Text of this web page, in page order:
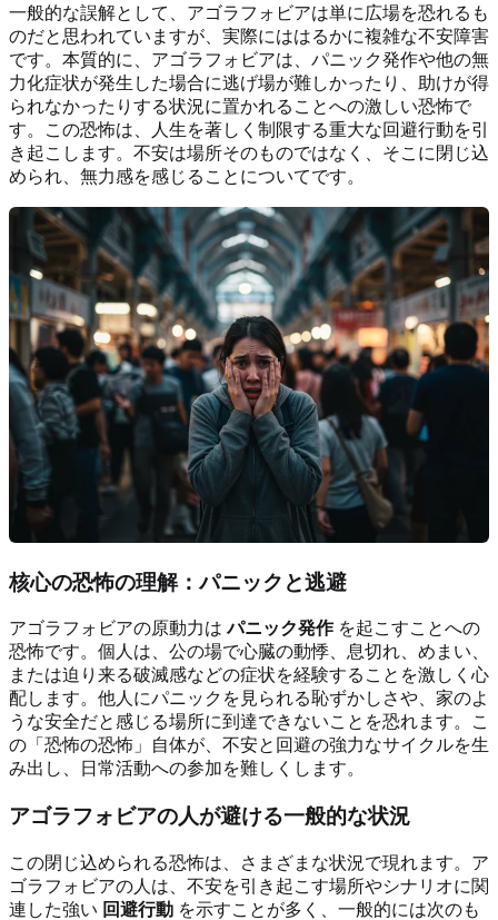
一般的な誤解として、アゴラフォビアは単に広場を恐れるも
のだと思われていますが、実際にははるかに複雑な不安障害
です。本質的に、アゴラフォビアは、パニック発作や他の無
力化症状が発生した場合に逃げ場が難しかったり、助けが得
られなかったりする状況に置かれることへの激しい恐怖で
す。この恐怖は、人生を著しく制限する重大な回避行動を引
き起こします。不安は場所そのものではなく、そこに閉じ込
められ、無力感を感じることについてです。
核心の恐怖の理解：パニックと逃避
アゴラフォビアの原動力はパニック発作を起こすことへの
恐怖です。個人は、公の場で心臓の動悸、息切れ、めまい、
または迫り来る破滅感などの症状を経験することを激しく心
配します。他人にパニックを見られる恥ずかしさや、家のよ
うな安全だと感じる場所に到達できないことを恐れます。こ
の「恐怖の恐怖」自体が、不安と回避の強力なサイクルを生
み出し、日常活動への参加を難しくします。
アゴラフォビアの人が避ける一般的な状況
この閉じ込められる恐怖は、さまざまな状況で現れます。ア
ゴラフォビアの人は、不安を引き起こす場所やシナリオに関
連した強い 回避行動 を示すことが多く、一般的には次のも